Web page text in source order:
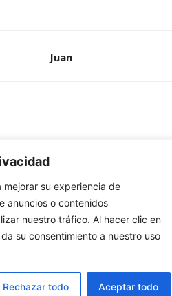
mejorar su experiencia de
anuncios o contenidos
nuestro tráfico. Al hacer clic en
su consentimiento a nuestro uso
Rechazar todo Aceptar todo
Juan
Cristianas
alternativa sobre la Iglesia católica y la
de Redes Cristianas